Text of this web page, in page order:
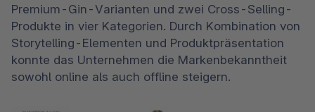
Premium-Gin-Varianten und zwei Cross-Selling-
Produkte in vier Kategorien. Durch Kombination von
Storytelling-Elementen und Produktpräsentation
konnte das Unternehmen die Markenbekanntheit
sowohl online als auch offline steigern.